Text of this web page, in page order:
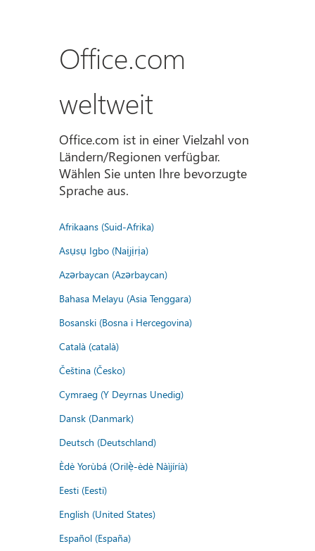
Office.com
weltweit
Office.com ist in einer Vielzahl von
Ländern/Regionen verfügbar.
Wählen Sie unten Ihre bevorzugte
Sprache aus.
Afrikaans (Suid-Afrika)
Asụsụ Igbo (Naịjịrịa)
Azərbaycan (Azərbaycan)
Bahasa Melayu (Asia Tenggara)
Bosanski (Bosna i Hercegovina)
Català (català)
Čeština (Česko)
Cymraeg (Y Deyrnas Unedig)
Dansk (Danmark)
Deutsch (Deutschland)
Èdè Yorùbá (Orilẹ̀-èdè Nàìjíríà)
Eesti (Eesti)
English (United States)
Español (España)